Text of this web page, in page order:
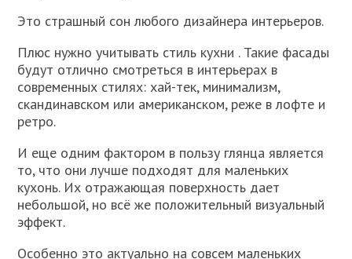
Это страшный сон любого дизайнера интерьеров.
Плюс нужно учитывать стиль кухни . Такие фасады
будут отлично смотреться в интерьерах в
современных стилях: хай-тек, минимализм,
скандинавском или американском, реже в лофте и
ретро.
И еще одним фактором в пользу глянца является
то, что они лучше подходят для маленьких
кухонь. Их отражающая поверхность дает
небольшой, но всё же положительный визуальный
эффект.
Особенно это актуально на совсем маленьких